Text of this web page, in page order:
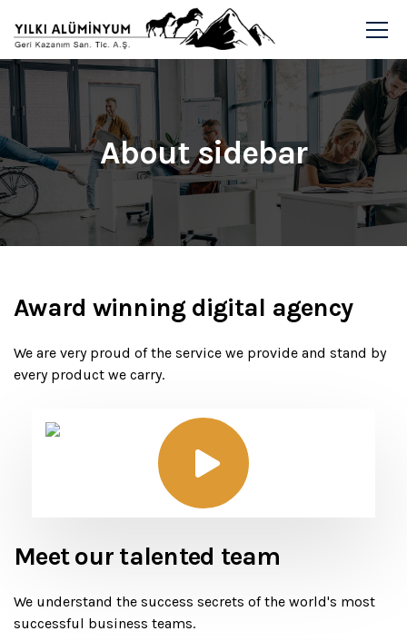
About sidebar
Award winning digital agency
We are very proud of the service we provide and stand by
every product we carry.
Meet our talented team
We understand the success secrets of the world's most
successful business teams.